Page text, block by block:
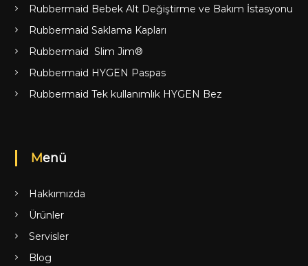
Rubbermaid Bebek Alt Değiştirme ve Bakım İstasyonu
Rubbermaid Saklama Kapları
Rubbermaid Slim Jim®
Rubbermaid HYGEN Paspas
Rubbermaid Tek kullanımlık HYGEN Bez
Menü
Hakkımızda
Ürünler
Servisler
Blog